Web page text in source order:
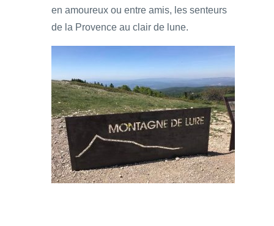
en amoureux ou entre amis, les senteurs
de la Provence au clair de lune.